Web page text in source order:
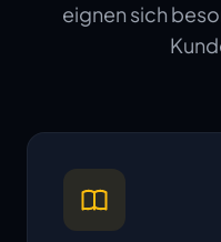
eignen sich